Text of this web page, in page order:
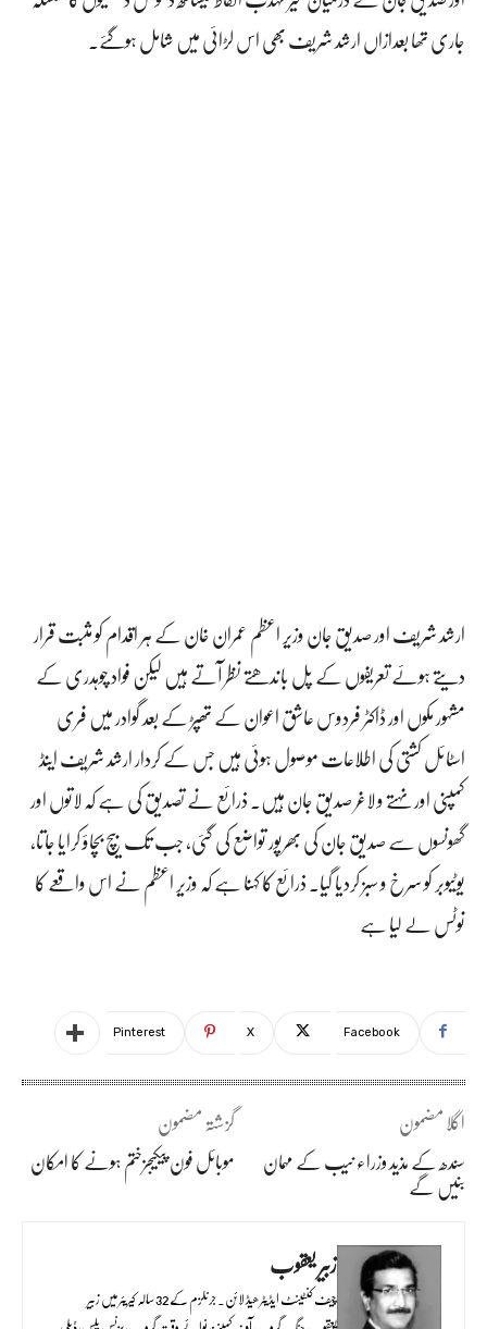
جاری تھا بعدازاں ارشد شریف بھی اس لڑائی میں شامل ہوگئے۔
ارشد شریف اور صدیق جان وزیر اعظم عمران خان کے ہر اقدام کو مثبت قرار
دیتے ہوئے تعریفوں کے پل باندھتے نظر آتے ہیں لیکن فواد چوہدری کے
مشہور مکوں اور ڈاکٹر فردوس عاشق اعوان کے تھپڑ کے بعد گوادر میں فری
اسٹائل کشتی کی اطلاعات موصول ہوئی ہیں جس کے کردار ارشد شریف اینڈ
کمپنی اور نہتے و لاغر صدیق جان ہیں۔ ذرائع نے تصدیق کی ہے کہ لاتوں اور
گھونسوں سے صدیق جان کی بھرپور تواضع کی گئی، جب تک بیچ بچاؤ کرایا جاتا،
یوٹیوبر کو سرخ و سبز کردیا گیا۔ ذرائع کا کہنا ہے کہ وزیر اعظم نے اس واقعے کا
نوٹس لے لیا ہے
Facebook
X
Pinterest
گزشتہ مضمون
موبائل فون پیکیجزختم ہونے کا امکان
اگلا مضمون
سندھ کے مذید وزراء نیب کے مہمان
بنیں گے
زبیر یعقوب
چیف کنٹینٹ ایڈیٹر ھیڈ لائن۔ جرنلزم کے 32 سالہ کیریئر میں زبیر